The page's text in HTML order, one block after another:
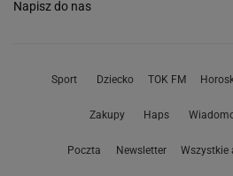
Napisz do nas
Sport Dziecko TOK FM
Zakupy Haps
Poczta Newsletter Wszystkie